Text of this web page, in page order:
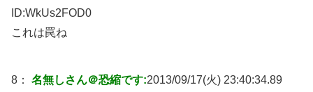
ID:WkUs2FOD0
これは罠ね
8： 名無しさん＠恐縮です:2013/09/17(火) 23:40:34.89